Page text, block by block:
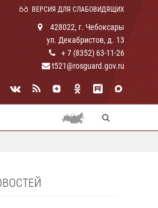
ВЕРСИЯ ДЛЯ СЛАБОВИДЯЩИХ
428022, г. Чебоксары
ул. Декабристов, д. 13
+ 7 (8352) 63-11-26
t521@rosguard.gov.ru